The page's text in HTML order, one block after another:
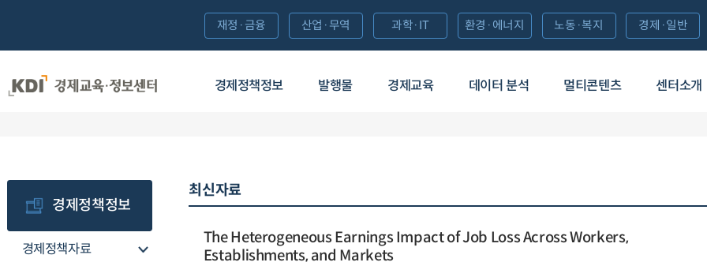
경제정책정보 발행물 경제교육 데이터 분석 멀티콘텐츠 센터소개
재정·금융 산업·무역 과학·IT 환경·에너지 노동·복지 경제·일반
경제정책정보
경제정책자료
최신자료
The Heterogeneous Earnings Impact of Job Loss Across Workers,
Establishments, and Markets